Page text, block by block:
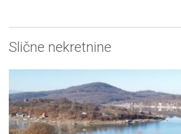
Slične nekretnine